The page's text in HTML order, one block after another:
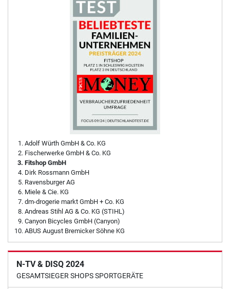
Adolf Würth GmbH & Co. KG
Fischerwerke GmbH & Co. KG
Fitshop GmbH
Dirk Rossmann GmbH
Ravensburger AG
Miele & Cie. KG
dm-drogerie markt GmbH + Co. KG
Andreas Stihl AG & Co. KG (STIHL)
Canyon Bicycles GmbH (Canyon)
ABUS August Bremicker Söhne KG
N-TV & DISQ 2024
GESAMTSIEGER SHOPS SPORTGERÄTE